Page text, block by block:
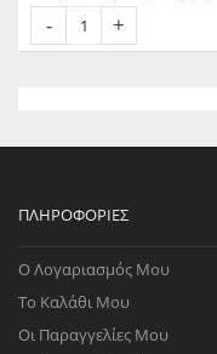
ΠΛΗΡΟΦΟΡΊΕΣ
Ο Λογαριασμός Μου
Το Καλάθι Μου
Οι Παραγγελίες Μου